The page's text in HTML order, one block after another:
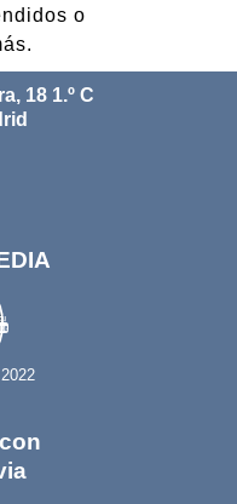
o
18 1.º C